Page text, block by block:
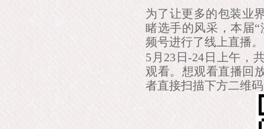
为了让更多的包装业
睹选手的风采，本届
频号进行了线上直播。
5月23日-24日上午，
观看。想观看直播回
者直接扫描下方二维